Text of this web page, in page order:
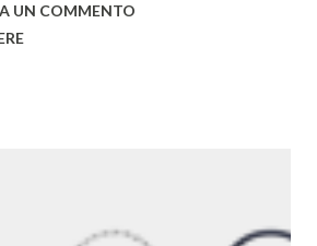
del fratello maggiore di Google è
è qui . 2) Google ha acquisito una
UN COMMENTO